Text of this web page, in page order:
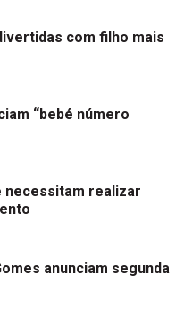
com filho mais
“bebé número
necessitam realizar
anunciam segunda